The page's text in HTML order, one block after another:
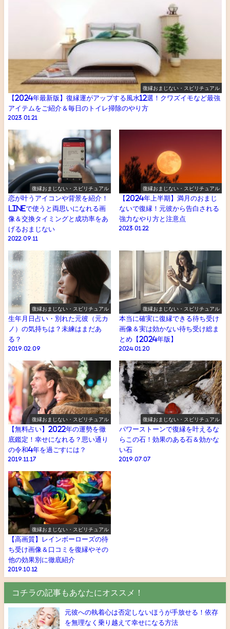
復縁おまじない・スピリチュアル
【2024年最新版】復縁運がアップする風水12選！クワズイモなど最強
アイテムをご紹介＆毎日のトイレ掃除のやり方
2023.01.21
復縁おまじない・スピリチュアル
恋が叶うアイコンや背景を紹介！
LINEで使うと両思いになれる画
像＆交換タイミングと成功率をあ
げるおまじない
2022.09.11
復縁おまじない・スピリチュアル
【2024年上半期】満月のおまじ
ないで復縁！元彼から告白される
強力なやり方と注意点
2023.01.22
復縁おまじない・スピリチュアル
生年月日占い・別れた元彼（元カ
ノ）の気持ちは？未練はまだあ
る？
2019.02.09
復縁おまじない・スピリチュアル
本当に確実に復縁できる待ち受け
画像＆実は効かない待ち受け総ま
とめ【2024年版】
2024.01.20
復縁おまじない・スピリチュアル
【無料占い】2022年の運勢を徹
底鑑定！幸せになれる？思い通り
の令和4年を過ごすには？
2019.11.17
復縁おまじない・スピリチュアル
パワーストーンで復縁を叶えるな
らこの石！効果のある石＆効かな
い石
2019.07.07
復縁おまじない・スピリチュアル
【高画質】レインボーローズの待
ち受け画像＆口コミを復縁やその
他の効果別に徹底紹介
2019.10.12
コチラの記事もあなたにオススメ！
元彼への執着心は否定しないほうが手放せる！依存
を無理なく乗り越えて幸せになる方法